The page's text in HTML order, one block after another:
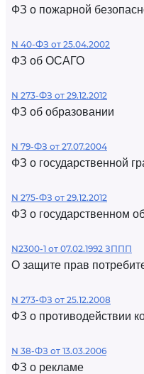
ФЗ о пожарной
N 40-ФЗ от 25.04.2002
ФЗ об ОСАГО
N 273-ФЗ от 29.12.2012
ФЗ об образовании
N 79-ФЗ от 27.07.2004
ФЗ о государственной
N 275-ФЗ от 29.12.2012
ФЗ о государственном
N2300-1 от 07.02.1992 ЗППП
О защите прав
N 273-ФЗ от 25.12.2008
ФЗ о противодействии
N 38-ФЗ от 13.03.2006
ФЗ о рекламе